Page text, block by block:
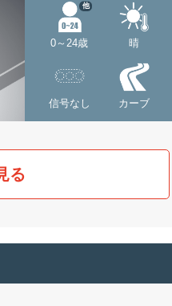
0～24歳
他
晴
信号なし カーブ
る